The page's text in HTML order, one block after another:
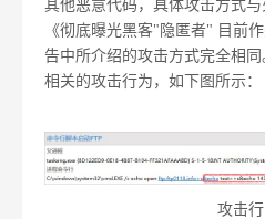
其他恶意代码，具体攻击方式与
《彻底曝光黑客"隐匿者" 目前
告中所介绍的攻击方式完全相
相关的攻击行为，如下图所示：
攻击